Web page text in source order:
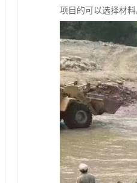
项目的可以选择材料